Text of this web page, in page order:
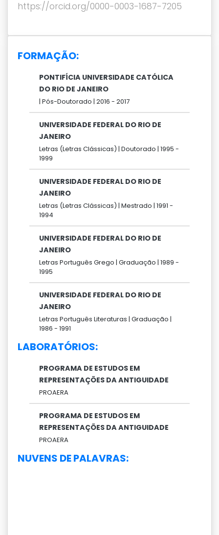
https://orcid.org/0000-0003-1687-7205
FORMAÇÃO:
PONTIFÍCIA UNIVERSIDADE CATÓLICA
DO RIO DE JANEIRO
| Pós-Doutorado | 2016 - 2017
UNIVERSIDADE FEDERAL DO RIO DE
JANEIRO
Letras (Letras Clássicas) | Doutorado | 1995 -
1999
UNIVERSIDADE FEDERAL DO RIO DE
JANEIRO
Letras (Letras Clássicas) | Mestrado | 1991 -
1994
UNIVERSIDADE FEDERAL DO RIO DE
JANEIRO
Letras Português Grego | Graduação | 1989 -
1995
UNIVERSIDADE FEDERAL DO RIO DE
JANEIRO
Letras Português Literaturas | Graduação |
1986 - 1991
LABORATÓRIOS:
PROGRAMA DE ESTUDOS EM
REPRESENTAÇÕES DA ANTIGUIDADE
PROAERA
PROGRAMA DE ESTUDOS EM
REPRESENTAÇÕES DA ANTIGUIDADE
PROAERA
NUVENS DE PALAVRAS: